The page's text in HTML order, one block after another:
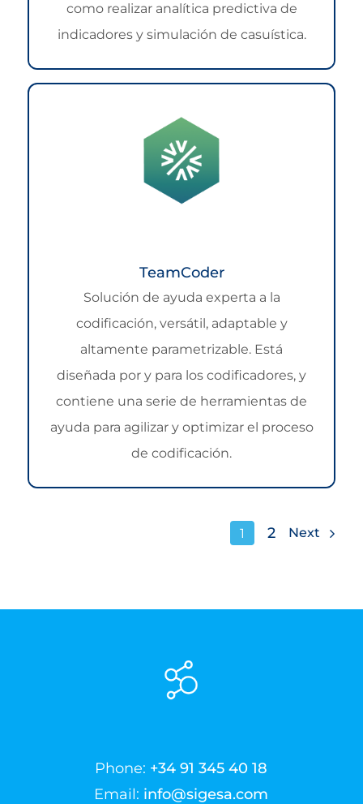
como realizar analítica predictiva de
indicadores y simulación de casuística.
TeamCoder
Solución de ayuda experta a la
codificación, versátil, adaptable y
altamente parametrizable. Está
diseñada por y para los codificadores, y
contiene una serie de herramientas de
ayuda para agilizar y optimizar el proceso
de codificación.
1 2 Next
Phone: +34 91 345 40 18
Email: info@sigesa.com